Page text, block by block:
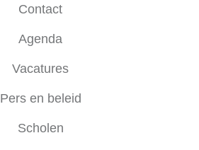
Contact
Agenda
Vacatures
Pers en beleid
Scholen